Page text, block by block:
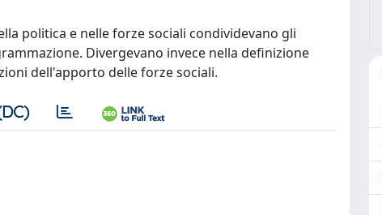
politica e nelle forze sociali condividevano gli
Divergevano invece nella definizione
dell'apporto delle forze sociali.